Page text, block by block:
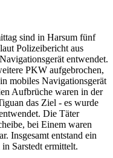
sind in Harsum fünf
Polizeibericht aus
entwendet.
PKW aufgebrochen,
mobiles Navigationsgerät
Aufbrüche waren in der
das Ziel - es wurde
Die Täter
bei Einem waren
Insgesamt entstand ein
Sarstedt ermittelt.